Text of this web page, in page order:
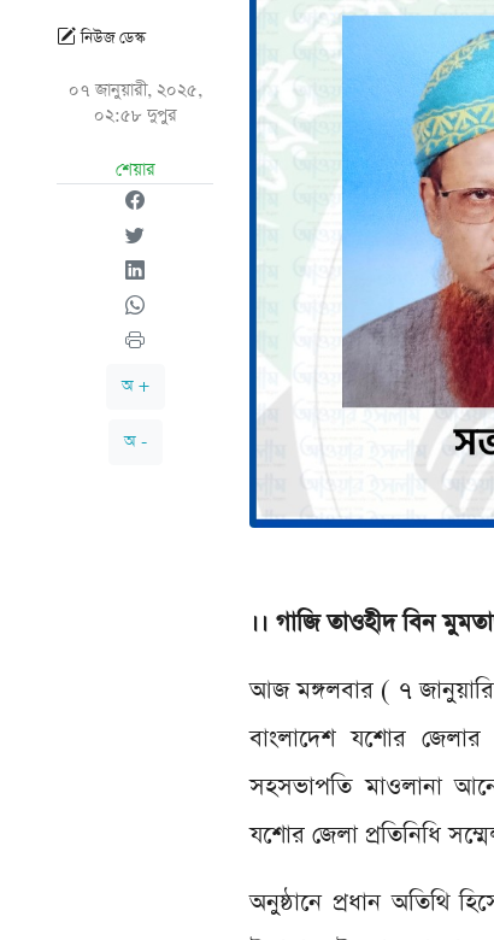
নিউজ ডেস্ক
০৭ জানুয়ারী, ২০২৫,
০২:৫৮ দুপুর
শেয়ার
অ +
অ -
।। গাজি তাওহীদ বিন
আজ মঙ্গলবার ( ৭
বাংলাদেশ যশোর
সহসভাপতি মাওলানা
যশোর জেলা প্রতিনিধি
অনুষ্ঠানে প্রধান অতিথি